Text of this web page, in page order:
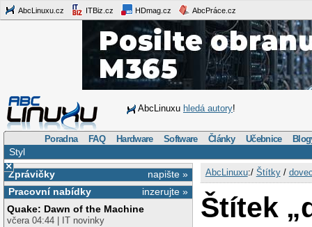
AbcLinuxu.cz ITBiz.cz HDmag.cz AbcPráce.cz
AbcLinuxu hledá autory!
Poradna FAQ Hardware Software Články Učebnice
Styl
×
napište »
Zprávičky
inzerujte »
Pracovní nabídky
Quake: Dawn of the Machine
včera 04:44 | IT novinky
AbcLinuxu:/ Štítky/
Štítek